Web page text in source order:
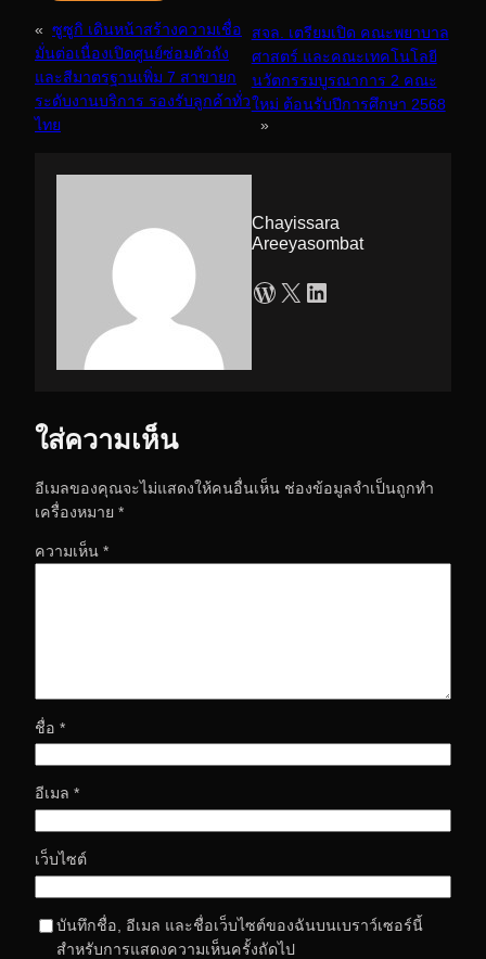
« ซูซูกิ เดินหน้าสร้างความเชื่อ
มั่นต่อเนื่องเปิดศูนย์ซ่อมตัวถัง
และสีมาตรฐานเพิ่ม 7 สาขายก
ระดับงานบริการ รองรับลูกค้าทั่ว
ไทย
สจล. เตรียมเปิด คณะพยาบาล
ศาสตร์ และคณะเทคโนโลยี
นวัตกรรมบูรณาการ 2 คณะ
ใหม่ ต้อนรับปีการศึกษา 2568
»
Chayissara
Areeyasombat
WordPress X LinkedIn
ใส่ความเห็น
อีเมลของคุณจะไม่แสดงให้คนอื่นเห็น ช่องข้อมูลจำเป็นถูกทำ
เครื่องหมาย *
ความเห็น *
ชื่อ *
อีเมล *
เว็บไซต์
บันทึกชื่อ, อีเมล และชื่อเว็บไซต์ของฉันบนเบราว์เซอร์นี้
สำหรับการแสดงความเห็นครั้งถัดไป